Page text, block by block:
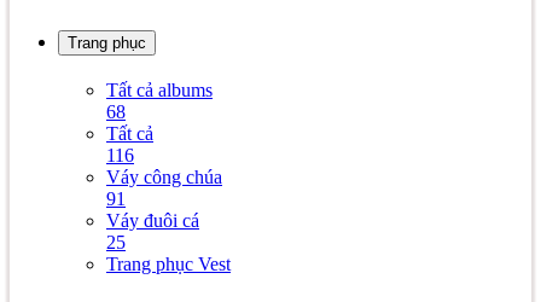
Trang phục
Tất cả albums
68
Tất cả
116
Váy công chúa
91
Váy đuôi cá
25
Trang phục Vest